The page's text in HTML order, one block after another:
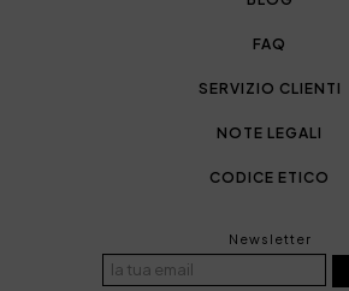
FAQ
SERVIZIO CLIENTI
NOTE LEGALI
CODICE ETICO
Newsletter